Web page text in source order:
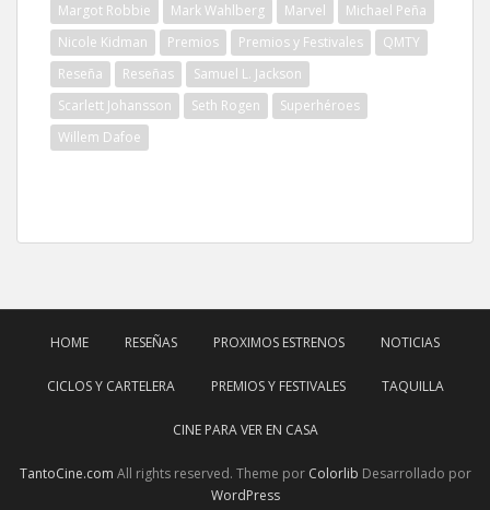
Margot Robbie
Mark Wahlberg Marvel
Michael Peña
Nicole Kidman
Premios Premios y Festivales
QMTY
Reseña
Reseñas
Samuel L. Jackson
Scarlett Johansson
Seth Rogen
Superhéroes
Willem Dafoe
HOME RESEÑAS PROXIMOS ESTRENOS NOTICIAS
CICLOS Y CARTELERA PREMIOS Y FESTIVALES TAQUILLA
CINE PARA VER EN CASA
TantoCine.com All rights reserved. Theme por Colorlib Desarrollado por
WordPress